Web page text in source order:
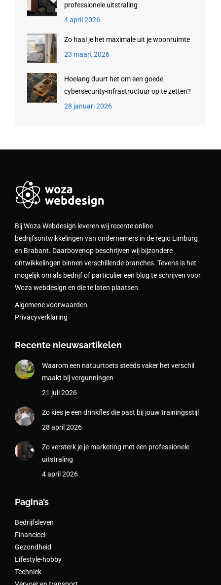
professionele uitstraling
4 april 2026
Zo haal je het maximale uit je woonruimte
23 maart 2026
Hoelang duurt het om een goede
cybersecurity-infrastructuur op te zetten?
28 januari 2026
Bij Woza Webdesign leveren wij recente online
bedrijfsontwikkelingen van ondernemers in de regio Limburg
en Brabant. Daarbovenop beschrijven wij bijzondere
ontwikkelingen binnen verschillende branches. Tevens is het
mogelijk om als bedrijf of particulier een blog te schrijven voor
Woza webdesign en die te laten plaatsen.
Algemene voorwaarden
Privacyverklaring
Recente nieuwsartikelen
Waarom een natuurtoets steeds vaker het verschil
maakt bij vergunningen
21 juli 2026
Zo kies je een drinkfles die past bij jouw trainingsstijl
28 april 2026
Zo versterk je je marketing met een professionele
uitstraling
4 april 2026
Pagina’s
Bedrijfsleven
Financieel
Gezondheid
Lifestyle-hobby
Techniek